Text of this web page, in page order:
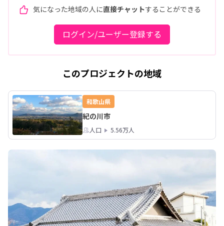
気になった地域の人に直接チャットすることができる
ログイン/ユーザー登録する
このプロジェクトの地域
和歌山県
紀の川市
人口 5.56万人